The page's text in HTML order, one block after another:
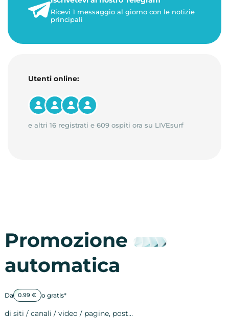
1 minuto di letturaRicevi 1 messaggio al giorno con le notizie
principali
Utenti online:
e altri 16 registrati e 609 ospiti ora su LIVEsurf
Promozione
automatica
Da 0.99 € o gratis*
di siti / canali / video / pagine, post…